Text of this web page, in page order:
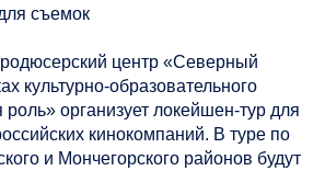
съемок
центр «Северный
культурно-образовательного
роль» организует локейшен-тур для
кинокомпаний. В туре по
и Мончегорского районов будут